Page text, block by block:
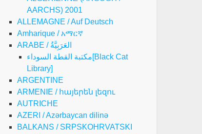
AARCHS) 2001
ALLEMAGNE / Auf Deutsch
Amharique / አማርኛ
ARABE / العَرَبِيَّةُ
مكتبة القطة السوداء[Black Cat
Library]
ARGENTINE
ARMENIE / հայերեն լեզու
AUTRICHE
AZERI / Azərbaycan dilinə
BALKANS / SRPSKOHRVATSKI